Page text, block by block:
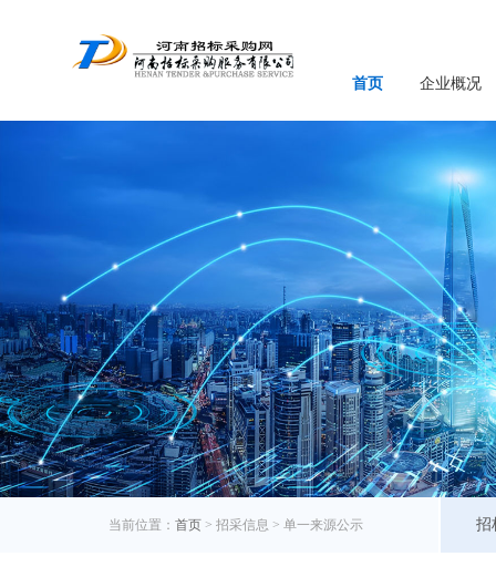
首页 企业概况
当前位置： 首页 > 招采信息 > 单一来源公示 招